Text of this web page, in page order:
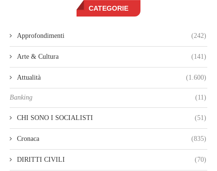
CATEGORIE
Approfondimenti (242)
Arte & Cultura (141)
Attualità (1.600)
Banking (11)
CHI SONO I SOCIALISTI (51)
Cronaca (835)
DIRITTI CIVILI (70)